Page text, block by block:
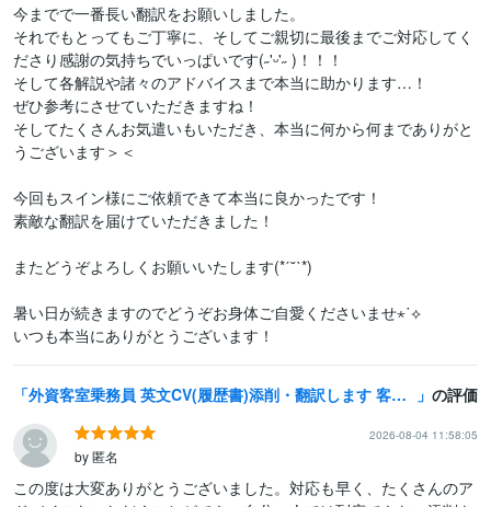
今までで一番長い翻訳をお願いしました。
それでもとってもご丁寧に、そしてご親切に最後までご対応してく
ださり感謝の気持ちでいっぱいです(˶'ᵕ'˶ )‪︎！！！
そして各解説や諸々のアドバイスまで本当に助かります…！
ぜひ参考にさせていただきますね！
そしてたくさんお気遣いもいただき、本当に何から何までありがと
うございます＞＜
今回もスイン様にご依頼できて本当に良かったです！
素敵な翻訳を届けていただきました！
またどうぞよろしくお願いいたします(*ˊ˘ˋ*)
暑い日が続きますのでどうぞお身体ご自愛くださいませ⋆˙⟡
いつも本当にありがとうございます！
外資客室乗務員 英文CV(履歴書)添削・翻訳します 客室乗務員用 英文CV(履歴書)・カバーレター等 の評価
2026-08-04 11:58:05
by 匿名
この度は大変ありがとうございました。対応も早く、たくさんのア